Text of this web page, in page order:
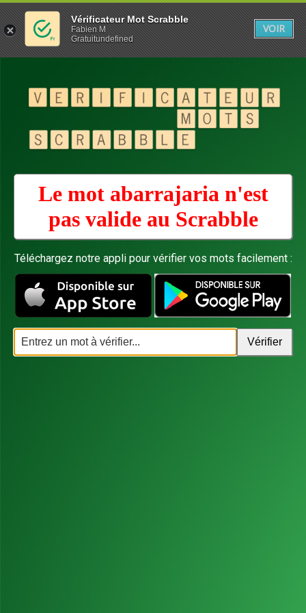
Le mot abarrajaria n'est
pas valide au Scrabble
Téléchargez notre appli pour vérifier vos mots facilement :
Vérificateur Mot Scrabble
Fabien M
Gratuitundefined
VOIR